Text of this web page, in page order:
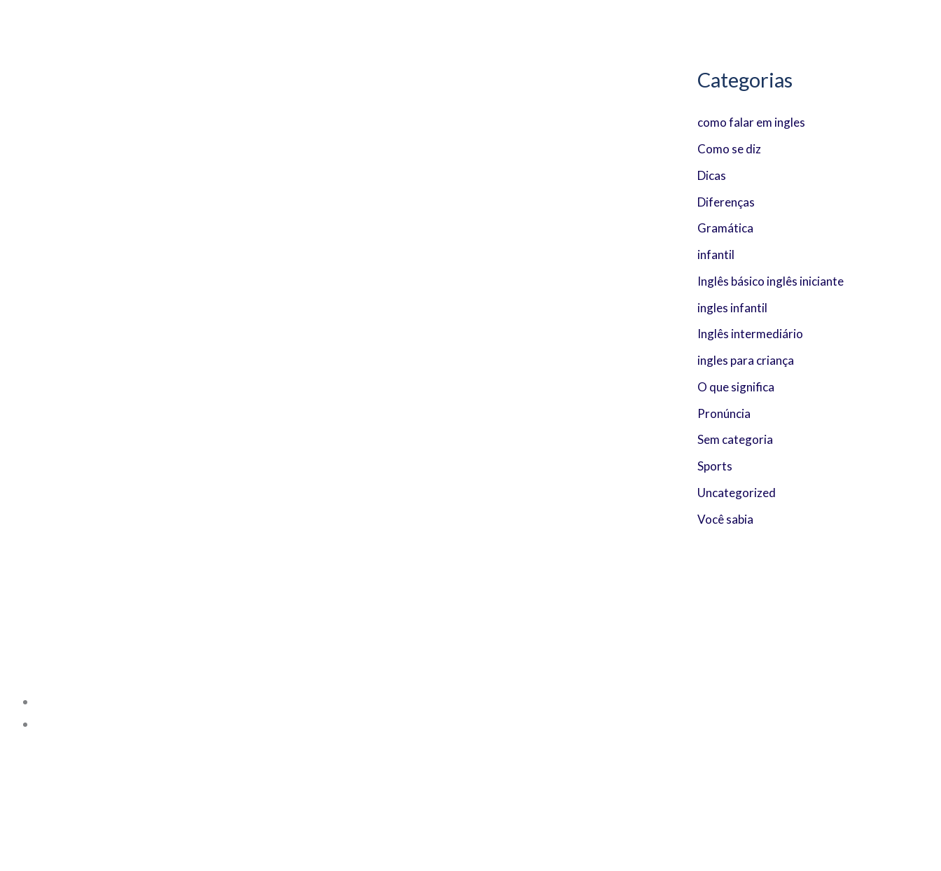
Categorias
como falar em ingles
Como se diz
Dicas
Diferenças
Gramática
infantil
Inglês básico inglês iniciante
ingles infantil
Inglês intermediário
ingles para criança
O que significa
Pronúncia
Sem categoria
Sports
Uncategorized
Você sabia